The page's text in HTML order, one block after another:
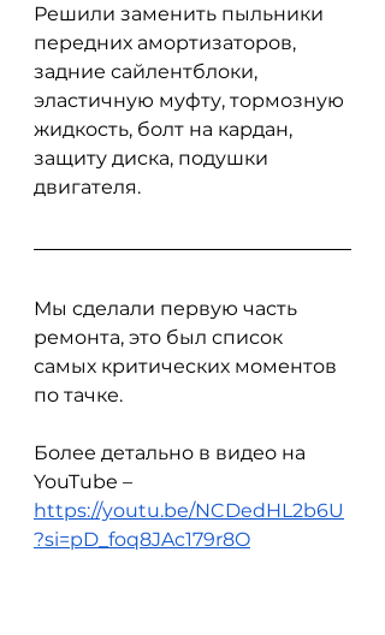
Решили заменить пыльники
передних амортизаторов,
задние сайлентблоки,
эластичную муфту, тормозную
жидкость, болт на кардан,
защиту диска, подушки
двигателя.
Мы сделали первую часть
ремонта, это был список
самых критических моментов
по тачке.
Более детально в видео на
YouTube –
https://youtu.be/NCDedHL2b6U
?si=pD_foq8JAc179r8O